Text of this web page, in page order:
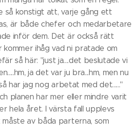
så konstigt att, varje gång ett
är både chefer och medarbetare
inför dem. Det är också rätt
ihåg vad ni pratade om
så här: "just ja....det beslutade vi
ja det var ju bra...hm, men nu
har jag nog arbetat med det......"
planen har mer eller mindre varit
hela året. I värsta fall upplevs
av båda parterna, som